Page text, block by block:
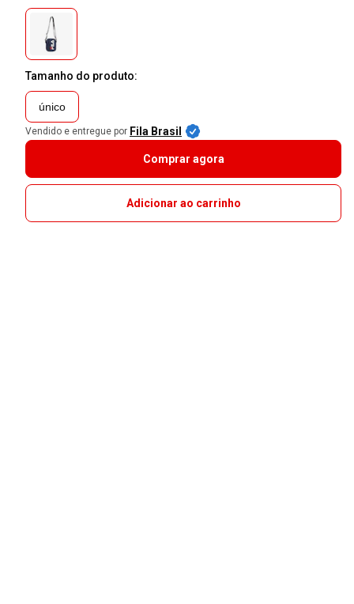
Tamanho do produto:
único
Vendido e entregue por Fila Brasil
Comprar agora
Adicionar ao carrinho